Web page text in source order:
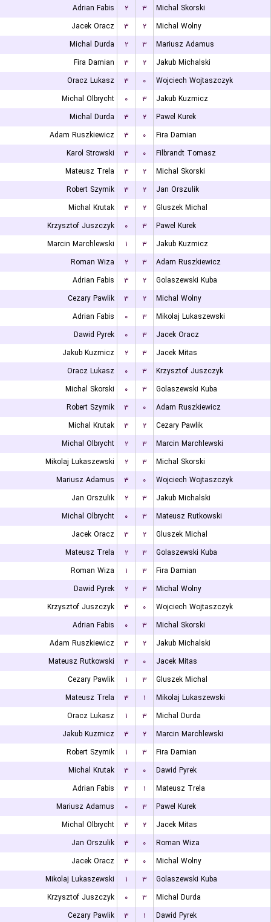
Adrian Fabis
۲ ۳
Michal Skorski
Jacek Oracz
۳ ۲
Michal Wolny
Michal Durda
۲ ۳
Mariusz Adamus
Fira Damian
۳ ۲
Jakub Michalski
Oracz Lukasz
۳ ۰
Wojciech Wojtaszczyk
Michal Olbrycht
۰ ۳
Jakub Kuzmicz
Michal Durda
۳ ۲
Pawel Kurek
Adam Ruszkiewicz
۳ ۰
Fira Damian
Karol Strowski
۳ ۰
Filbrandt Tomasz
Mateusz Trela
۳ ۲
Michal Skorski
Robert Szymik
۳ ۲
Jan Orszulik
Michal Krutak
۳ ۲
Gluszek Michal
Krzysztof Juszczyk
۰ ۳
Pawel Kurek
Marcin Marchlewski
۱ ۳
Jakub Kuzmicz
Roman Wiza
۲ ۳
Adam Ruszkiewicz
Adrian Fabis
۳ ۲
Golaszewski Kuba
Cezary Pawlik
۳ ۲
Michal Wolny
Adrian Fabis
۰ ۳
Mikolaj Lukaszewski
Dawid Pyrek
۰ ۳
Jacek Oracz
Jakub Kuzmicz
۲ ۳
Jacek Mitas
Oracz Lukasz
۰ ۳
Krzysztof Juszczyk
Michal Skorski
۰ ۳
Golaszewski Kuba
Robert Szymik
۳ ۰
Adam Ruszkiewicz
Michal Krutak
۳ ۲
Cezary Pawlik
Michal Olbrycht
۲ ۳
Marcin Marchlewski
Mikolaj Lukaszewski
۲ ۳
Michal Skorski
Mariusz Adamus
۳ ۰
Wojciech Wojtaszczyk
Jan Orszulik
۲ ۳
Jakub Michalski
Michal Olbrycht
۰ ۳
Mateusz Rutkowski
Jacek Oracz
۳ ۲
Gluszek Michal
Mateusz Trela
۲ ۳
Golaszewski Kuba
Roman Wiza
۱ ۳
Fira Damian
Dawid Pyrek
۲ ۳
Michal Wolny
Krzysztof Juszczyk
۳ ۰
Wojciech Wojtaszczyk
Adrian Fabis
۰ ۳
Michal Skorski
Adam Ruszkiewicz
۳ ۲
Jakub Michalski
Mateusz Rutkowski
۳ ۰
Jacek Mitas
Cezary Pawlik
۱ ۳
Gluszek Michal
Mateusz Trela
۳ ۱
Mikolaj Lukaszewski
Oracz Lukasz
۱ ۳
Michal Durda
Jakub Kuzmicz
۳ ۲
Marcin Marchlewski
Robert Szymik
۱ ۳
Fira Damian
Michal Krutak
۳ ۰
Dawid Pyrek
Adrian Fabis
۳ ۱
Mateusz Trela
Mariusz Adamus
۰ ۳
Pawel Kurek
Michal Olbrycht
۳ ۲
Jacek Mitas
Jan Orszulik
۳ ۰
Roman Wiza
Jacek Oracz
۳ ۰
Michal Wolny
Mikolaj Lukaszewski
۱ ۳
Golaszewski Kuba
Krzysztof Juszczyk
۰ ۳
Michal Durda
Cezary Pawlik
۳ ۱
Dawid Pyrek